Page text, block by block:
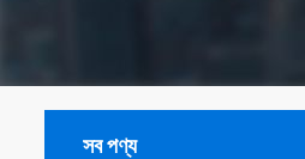
সব পণ্য